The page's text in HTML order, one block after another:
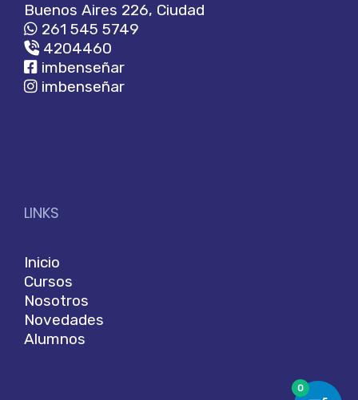
Buenos Aires 226, Ciudad
261 545 5749
4204460
imbenseñar
imbenseñar
LINKS
Inicio
Cursos
Nosotros
Novedades
Alumnos
0